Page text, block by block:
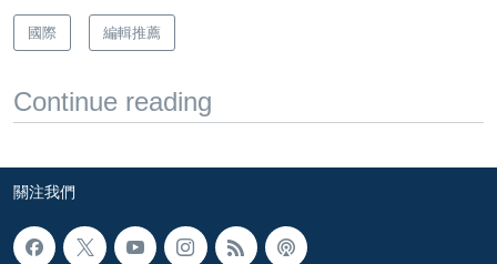
國際 編輯推薦
Continue reading
關注我們